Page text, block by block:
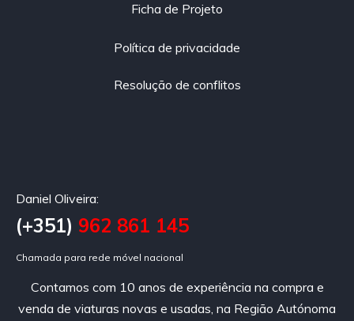
Ficha de Projeto
Política de privacidade
Resolução de conflitos
Daniel Oliveira:
(+351) 962 861 145
Chamada para rede móvel nacional
Contamos com 10 anos de experiência na compra e
venda de viaturas novas e usadas, na Região Autónoma